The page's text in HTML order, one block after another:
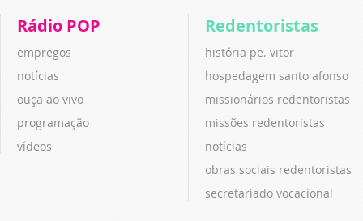
Rádio POP
empregos
notícias
ouça ao vivo
programação
vídeos
Redentoristas
história pe. vitor
hospedagem santo afonso
missionários redentoristas
missões redentoristas
notícias
obras sociais redentoristas
secretariado vocacional